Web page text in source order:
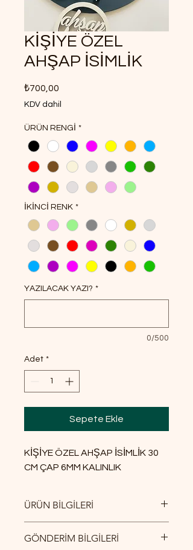
KİŞİYE ÖZEL
AHŞAP İSİMLİK
₺700,00
KDV dahil
ÜRÜN RENGİ *
İKİNCİ RENK *
YAZILACAK YAZI? *
0/500
Adet *
Sepete Ekle
KİŞİYE ÖZEL AHŞAP İSİMLİK 30
CM ÇAP 6MM KALINLIK
ÜRÜN BİLGİLERİ
GÖNDERİM BİLGİLERİ